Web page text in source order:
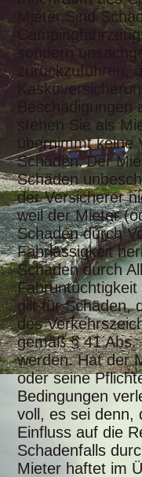
Mieter.Sind
sondern
zurückzuführen,
stehen Sie als
übernimmt keine
Schäden.Der
Schäden
der Versicherer
weil der Mieter
Schaden durch
Fahrlässigkeit
Schaden durch
gilt für Schäden,
des
gemäß § 41
werden. Hat der
oder seine
Bedingungen
voll, es sei denn,
Einfluss auf die
Schadenfalls
Mieter haftet im